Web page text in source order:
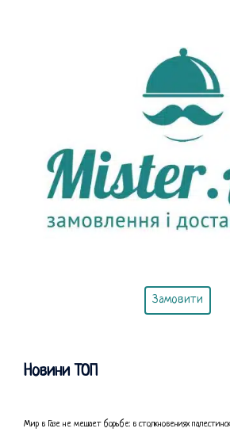
Замовити
Новини ТОП
Мир в Газе не мешает борьбе: в столкновениях